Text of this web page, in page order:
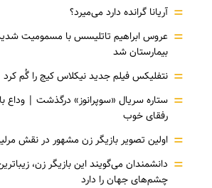
= آریانا گرانده دارد می‌میرد؟
= عروس ابراهیم تاتلیسس با مسمومیت
بیمارستان شد
= نتفلیکس فیلم جدید نیکلاس کیج را گُم کرد
= ستاره سریال «سوپرانوز» درگذشت | وداع
رفقای خوب
= اولین تصویر بازیگر زن مشهور در نقش
= دانشمندان می‌گویند این بازیگر زن،
چشم‌های جهان را دارد